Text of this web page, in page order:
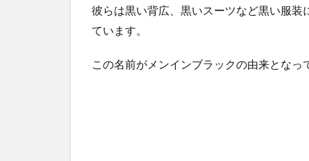
彼らは黒い背広、黒いスーツなど黒い服
ています。
この名前がメンインブラックの由来となっ